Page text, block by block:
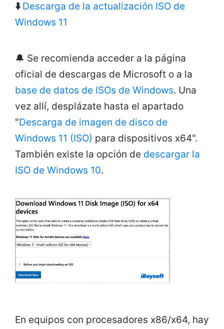
⬇️Descarga de la actualización ISO de
Windows 11
🔔 Se recomienda acceder a la página
oficial de descargas de Microsoft o a la
base de datos de ISOs de Windows. Una
vez allí, desplázate hasta el apartado
"Descarga de imagen de disco de
Windows 11 (ISO) para dispositivos x64".
También existe la opción de descargar la
ISO de Windows 10.
En equipos con procesadores x86/x64, hay